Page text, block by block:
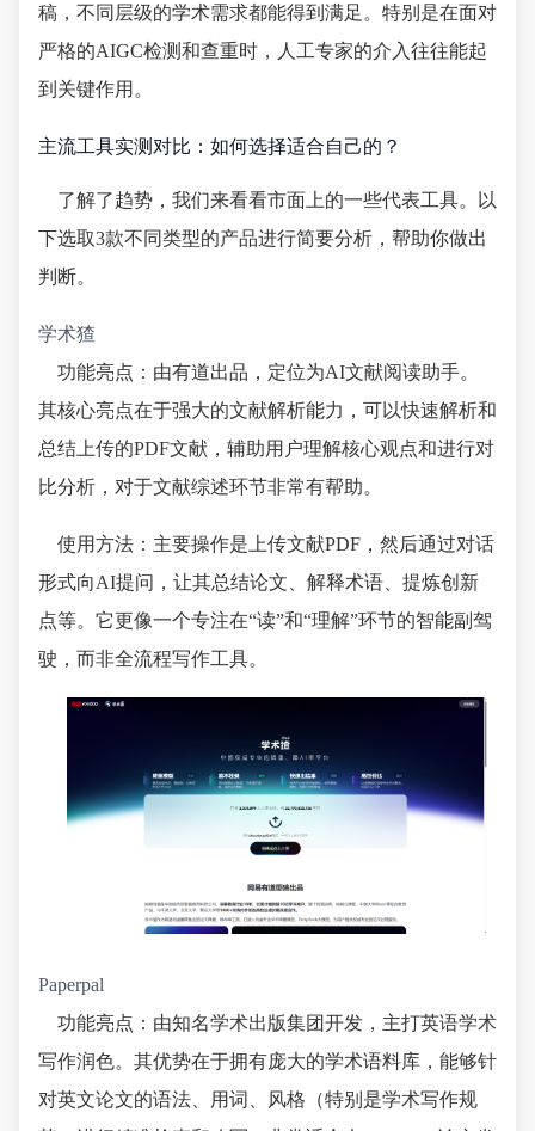
稿，不同层级的学术需求都能得到满足。特别是在面对
严格的AIGC检测和查重时，人工专家的介入往往能起
到关键作用。
主流工具实测对比：如何选择适合自己的？
了解了趋势，我们来看看市面上的一些代表工具。以
下选取3款不同类型的产品进行简要分析，帮助你做出
判断。
学术猹
功能亮点：由有道出品，定位为AI文献阅读助手。
其核心亮点在于强大的文献解析能力，可以快速解析和
总结上传的PDF文献，辅助用户理解核心观点和进行对
比分析，对于文献综述环节非常有帮助。
使用方法：主要操作是上传文献PDF，然后通过对话
形式向AI提问，让其总结论文、解释术语、提炼创新
点等。它更像一个专注在“读”和“理解”环节的智能副驾
驶，而非全流程写作工具。
Paperpal
功能亮点：由知名学术出版集团开发，主打英语学术
写作润色。其优势在于拥有庞大的学术语料库，能够针
对英文论文的语法、用词、风格（特别是学术写作规